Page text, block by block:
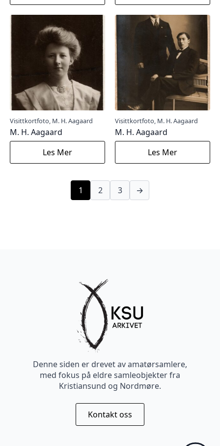
Visittkortfoto, M. H. Aagaard
M. H. Aagaard
Les Mer
Visittkortfoto, M. H. Aagaard
M. H. Aagaard
Les Mer
1 2 3 →
Denne siden er drevet av amatørsamlere,
med fokus på eldre samleobjekter fra
Kristiansund og Nordmøre.
Kontakt oss